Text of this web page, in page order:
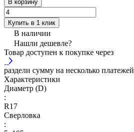
В корзину
Купить в 1 клик
В наличии
Нашли дешевле?
Товар доступен к покупке через
раздели сумму на несколько платежей
Характеристики
Диаметр (D)
:
R17
Сверловка
: